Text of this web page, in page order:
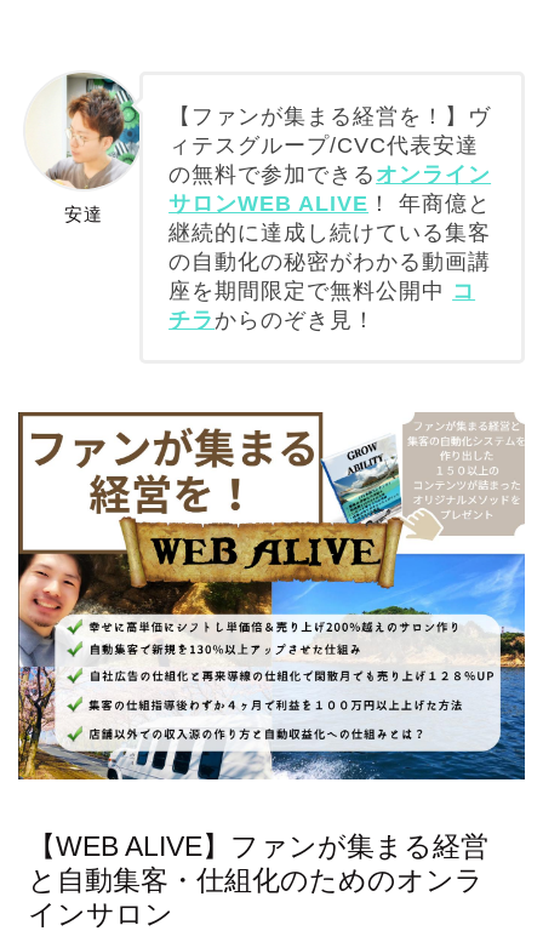
安達
【ファンが集まる経営を！】ヴ
ィテスグループ/CVC代表安達
の無料で参加できる オンライン
サロンWEB ALIVE ！ 年商億と
継続的に達成し続けている集客
の自動化の秘密がわかる動画講
座を期間限定で無料公開中 コ
チラ からのぞき見！
【WEB ALIVE】ファンが集まる経営
と自動集客・仕組化のためのオンラ
インサロン